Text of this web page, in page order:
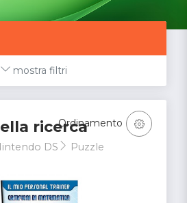
mostra filtri
ricerca
DS Puzzle
Ordinamento